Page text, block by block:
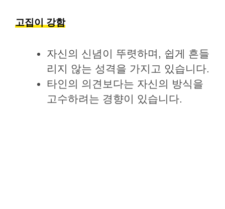
고집이 강함
자신의 신념이 뚜렷하며, 쉽게 흔들
리지 않는 성격을 가지고 있습니다.
타인의 의견보다는 자신의 방식을
고수하려는 경향이 있습니다.